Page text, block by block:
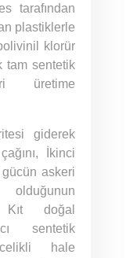
tarafından
plastiklerle
klorür
tam sentetik
üretime
giderek
İkinci
gücün askeri
Kıt doğal
sentetik
hale